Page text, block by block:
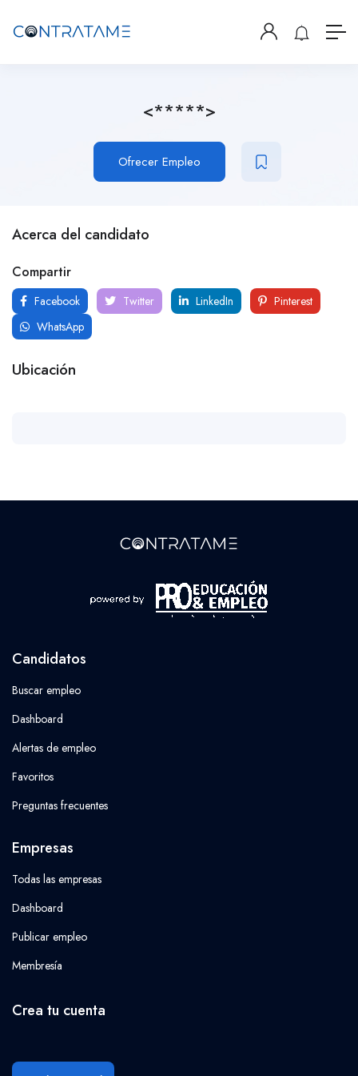
<*****>
Ofrecer Empleo
Acerca del candidato
Compartir
Facebook Twitter LinkedIn
Pinterest
WhatsApp
Ubicación
Candidatos
Buscar empleo
Dashboard
Alertas de empleo
Favoritos
Preguntas frecuentes
Empresas
Todas las empresas
Dashboard
Publicar empleo
Membresía
Crea tu cuenta